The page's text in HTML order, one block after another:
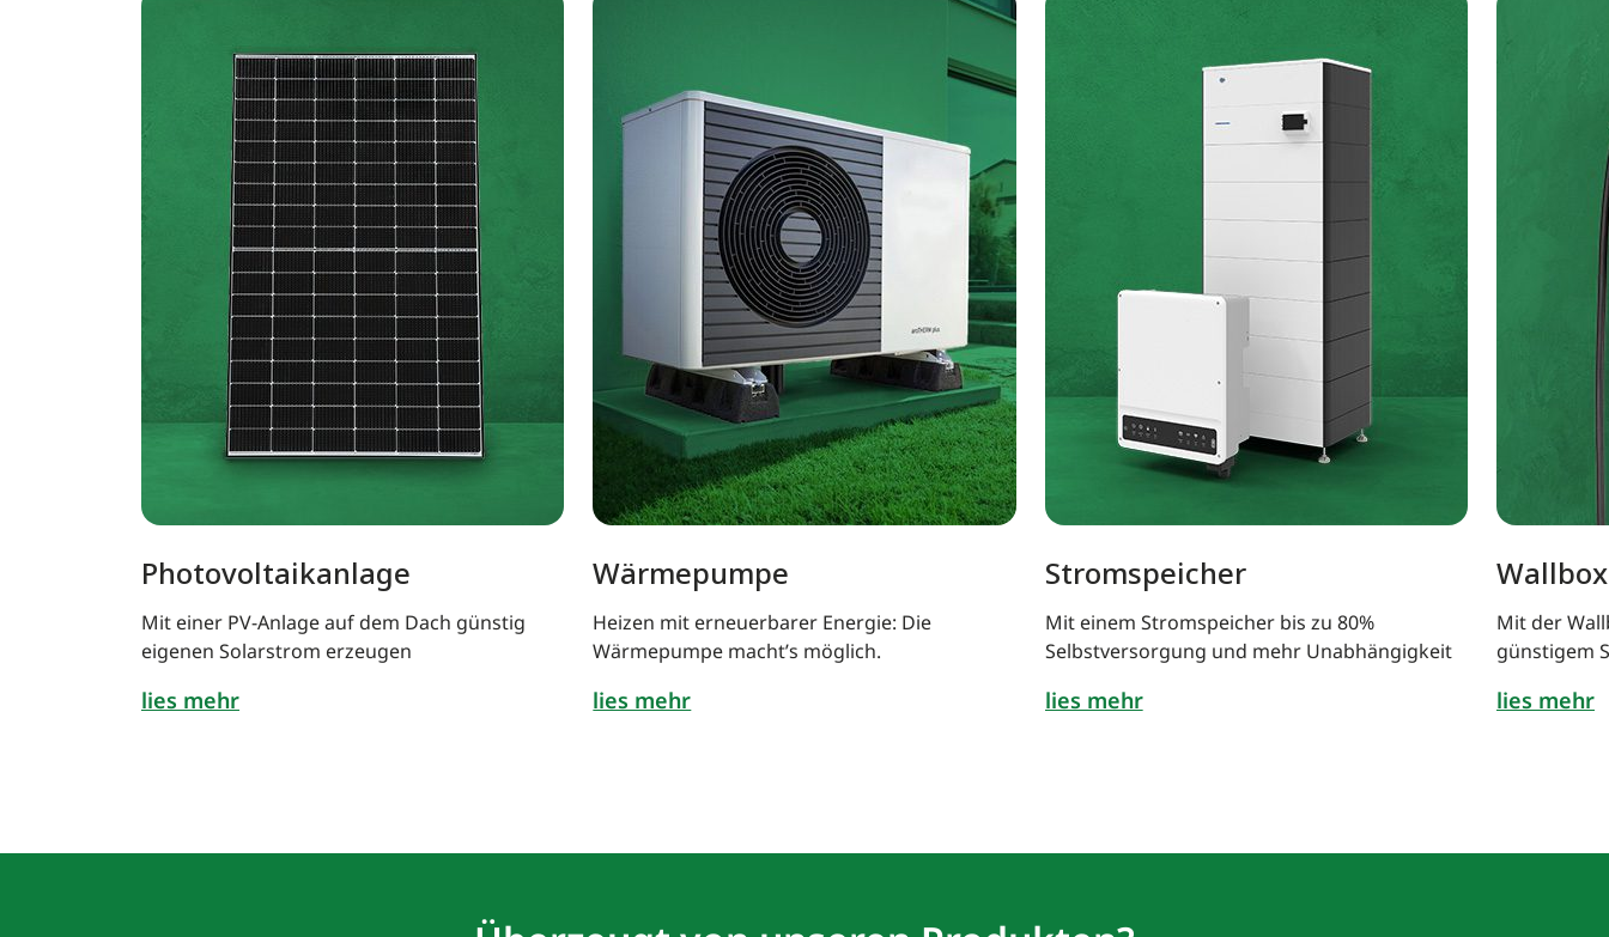
Photovoltaikanlage
Mit einer PV-Anlage auf dem Dach günstig
eigenen Solarstrom erzeugen
lies mehr
Wärmepumpe
Heizen mit erneuerbarer Energie: Die
Wärmepumpe macht’s möglich.
lies mehr
Stromspeicher
Mit einem Stromspeicher bis zu 80%
Selbstversorgung und mehr Unabhängigkeit
lies mehr
Wallbox
Mit der
günstigem
lies mehr